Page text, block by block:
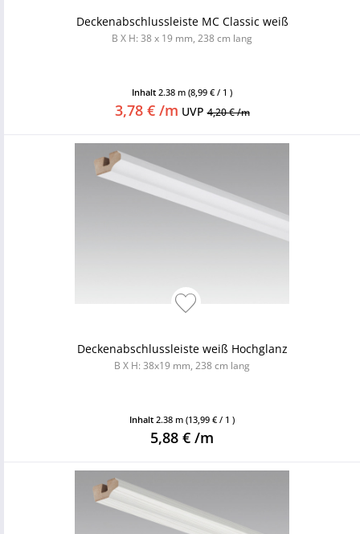
Deckenabschlussleiste MC Classic weiß
B X H: 38 x 19 mm, 238 cm lang
Inhalt 2.38 m (8,99 € / 1 )
3,78 € /m UVP4,20 € /m
Deckenabschlussleiste weiß Hochglanz
B X H: 38x19 mm, 238 cm lang
Inhalt 2.38 m (13,99 € / 1 )
5,88 € /m